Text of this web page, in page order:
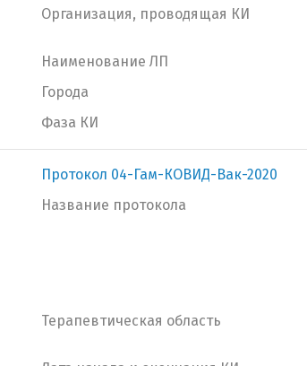
Организация, проводящая КИ
Наименование ЛП
Города
Фаза КИ
Протокол 04-Гам-КОВИД-Вак-2020
Название протокола
Терапевтическая область